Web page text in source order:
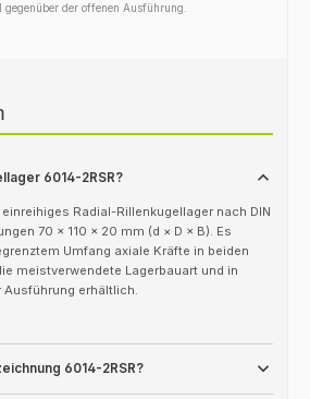
der offenen Ausführung.
6014-2RSR?
Radial-Rillenkugellager nach DIN
70 × 110 × 20 mm (d × D × B). Es
Umfang axiale Kräfte in beiden
meistverwendete Lagerbauart und in
erhältlich.
6014-2RSR?